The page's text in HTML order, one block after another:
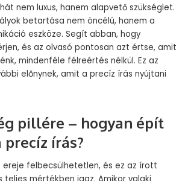
nem luxus, hanem alapvető szükséglet.
betartása nem öncélú, hanem a
eszköze. Segít abban, hogy
és az olvasó pontosan azt értse, amit
mindenféle félreértés nélkül. Ez az
előnynek, amit a precíz írás nyújtani
pillére – hogyan épít
írás?
ereje felbecsülhetetlen, és ez az írott